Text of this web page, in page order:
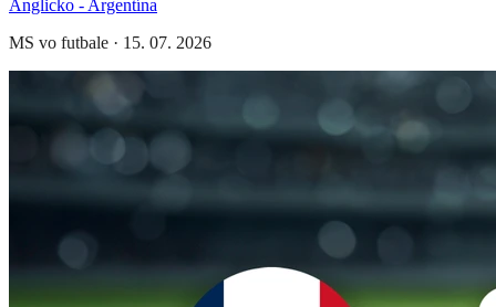
Anglicko - Argentína
MS vo futbale · 15. 07. 2026